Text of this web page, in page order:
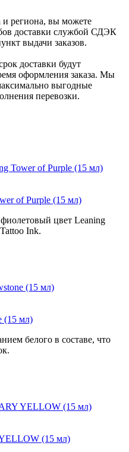
и региона, вы можете
доставки службой СДЭК
выдачи заказов.
доставки будут
оформления заказа. Мы
выгодные
перевозки.
of Purple (15 мл)
цвет Leaning
Ink.
(15 мл)
белого в составе, что
(15 мл)